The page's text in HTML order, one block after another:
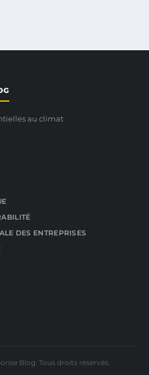
au climat
DES ENTREPRISES
Blog. Tous droits réservés.